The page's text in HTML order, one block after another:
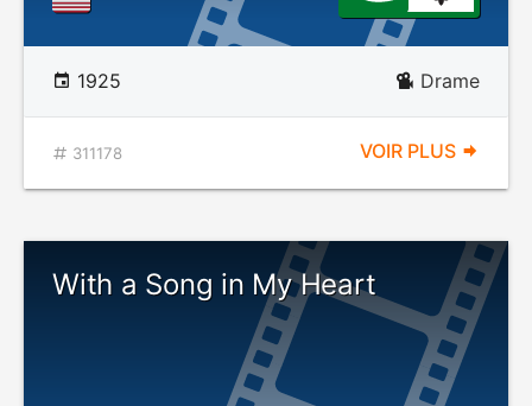
1925 Drame
311178 VOIR PLUS
With a Song in My Heart